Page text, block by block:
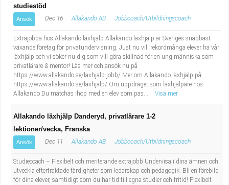
studiestöd
Ansök Dec 16 Allakando AB Jobbcoach/Utbildningscoach
Extrajobba hos Allakando läxhjälp Allakando läxhjälp är Sveriges snabbast
växande företag för privatundervisning. Just nu vill rekordmånga elever ha vår
läxhjälp och vi söker nu dig som vill göra skillnad för en ung människa som
privatlärare & mentor! Läs mer och ansök nu på
https://www.allakando.se/laxhjalp-jobb/ Mer om Allakando läxhjälp på
https://www.allakando.se/laxhjalp/ Om uppdraget som läxhjälpare hos
Allakando Du matchas ihop med en elev som pas...
Visa mer
Allakando läxhjälp Danderyd, privatlärare 1-2
lektioner/vecka, Franska
Ansök Dec 11 Allakando AB Jobbcoach/Utbildningscoach
Studiecoach – Flexibelt och meriterande extrajobb Undervisa i dina ämnen och
utveckla eftertraktade färdigheter som ledarskap och pedagogik. Bli en förebild
för dina elever, samtidigt som du har tid till egna studier och fritid! Flexibelt